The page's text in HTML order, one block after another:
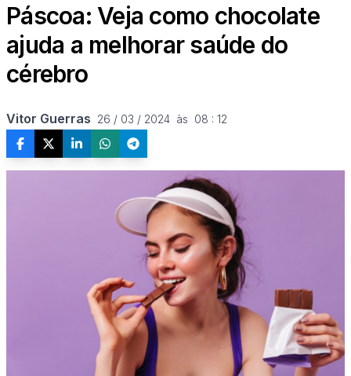
Páscoa: Veja como chocolate
ajuda a melhorar saúde do
cérebro
Vitor Guerras 26 / 03 / 2024  às  08 : 12